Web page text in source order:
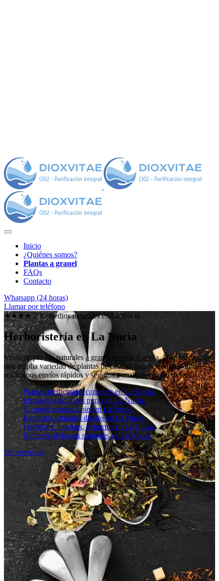
Inicio
¿Quiénes somos?
Plantas a granel
FAQs
Contacto
Whatsapp (24 horas)
Llamar por teléfono
★★★★✩ Remedios naturales en La Nucia
Herboristería en La Nucia
Venta de plantas naturalesa granel en toda España. Disponemos de
una amplia variedad de plantas de calidad para remedios naturales y
realizamos envíos rápidos y seguros a cualquier punto del país.
Plantas medicinales comunes en La Nucia.
Infusiones naturales puras en La Nucia.
Cosmética natural piel en La Nucia.
Extractos naturales diarios en La Nucia.
Herbolario, plantas, extractos en La Nucia.
Refuerzo defensas naturales en La Nucia.
Ver servicios